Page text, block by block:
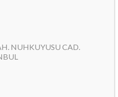
NUHKUYUSU CAD.